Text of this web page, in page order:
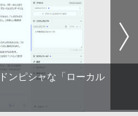
ンピシャな「ローカル